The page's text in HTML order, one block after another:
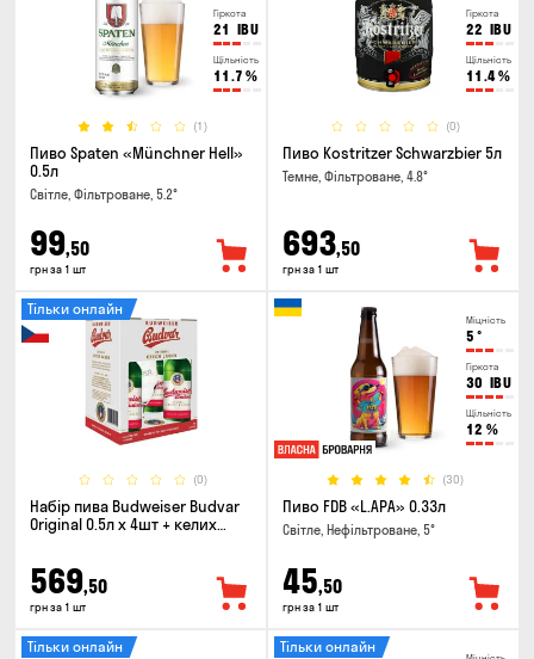
Гіркота
21 IBU
Щільність
11.7 %
(1)
Пиво Spaten «Münchner Hell»
0.5л
Світле, Фільтроване, 5.2°
99,50
грн за 1 шт
Гіркота
22 IBU
Щільність
11.4%
(0)
Пиво Kostritzer Schwarzbier 5л
Темне, Фільтроване, 4.8°
693,50
грн за 1 шт
(0)
Тільки онлайн
Набір пива Budweiser Budvar
Original 0.5л х 4шт + келих
569,50
грн за 1 шт
Міцність
5 °
Гіркота
30 IBU
Щільність
12 %
(30)
Пиво FDB «L.APA» 0.33л
Світле, Нефільтроване, 5°
45,50
грн за 1 шт
Тільки онлайн Тільки онлайн